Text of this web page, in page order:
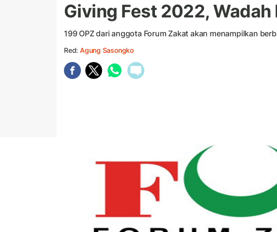
Giving Fest 2022, Wadah
199 OPZ dari anggota Forum Zakat akan menampilkan
Red: Agung Sasongko